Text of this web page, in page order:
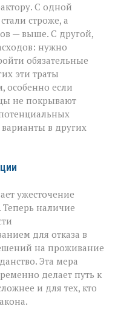
С одной
строже, а
— выше. С другой,
нужно
обязательные
эти траты
особенно если
не покрывают
в других
ужесточение
Теперь наличие
для отказа в
на проживание
Эта мера
делает путь к
и для тех, кто